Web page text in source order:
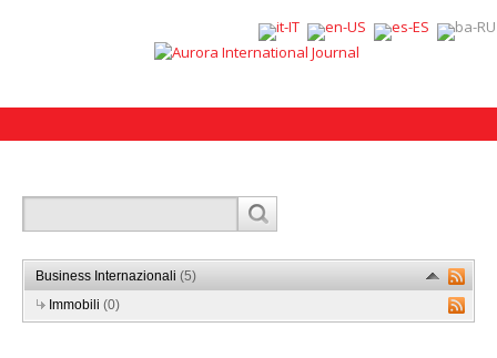
Business Internazionali (5)
Immobili (0)